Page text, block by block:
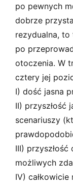
po pewnych
dobrze
rezydualna,
po
otoczenia. W
cztery jej
I) dość jasna
II) przyszłość
scenariuszy
III)
możliwych
IV)